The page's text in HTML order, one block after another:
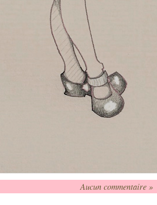
Aucun commentaire »